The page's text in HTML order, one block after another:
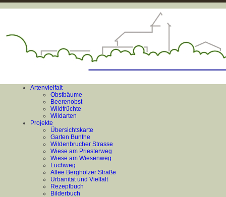
Artenvielfalt
Obstbäume
Beerenobst
Wildfrüchte
Wildarten
Projekte
Übersichtskarte
Garten Bunthe
Wildenbrucher Strasse
Wiese am Priesterweg
Wiese am Wiesenweg
Luchweg
Allee Bergholzer Straße
Urbanität und Vielfalt
Rezeptbuch
Bilderbuch